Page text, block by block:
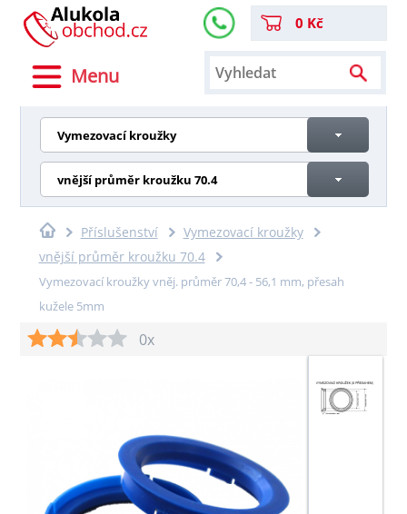
Menu
0 Kč
Vymezovací kroužky
vnější průměr kroužku 70.4
Příslušenství
Vymezovací kroužky
vnější průměr kroužku 70.4
Vymezovací kroužky vněj. průměr 70,4 - 56,1 mm, přesah
kužele 5mm
0x